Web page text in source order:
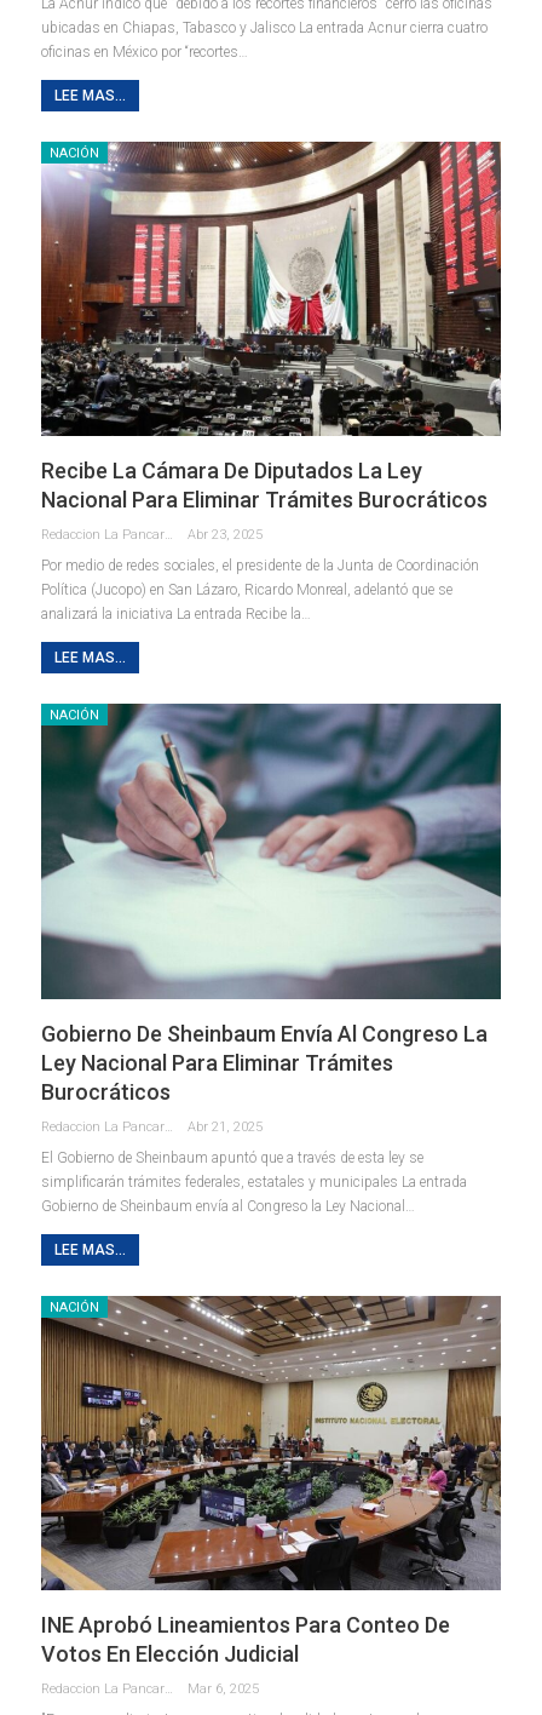
La Acnur indicó que "debido a los recortes financieros" cerró las oficinas
ubicadas en Chiapas, Tabasco y Jalisco La entrada Acnur cierra cuatro
oficinas en México por “recortes…
LEE MAS...
NACIÓN
Recibe La Cámara De Diputados La Ley
Nacional Para Eliminar Trámites Burocráticos
Redaccion La Pancarta De Quintana Roo Abr 23, 2025
Por medio de redes sociales, el presidente de la Junta de Coordinación
Política (Jucopo) en San Lázaro, Ricardo Monreal, adelantó que se
analizará la iniciativa La entrada Recibe la…
LEE MAS...
NACIÓN
Gobierno De Sheinbaum Envía Al Congreso La
Ley Nacional Para Eliminar Trámites
Burocráticos
Abr 21, 2025
El Gobierno de Sheinbaum apuntó que a través de esta ley se
simplificarán trámites federales, estatales y municipales La entrada
Gobierno de Sheinbaum envía al Congreso la Ley Nacional…
LEE MAS...
NACIÓN
INE Aprobó Lineamientos Para Conteo De
Votos En Elección Judicial
Redaccion La Pancarta De Quintana Roo Mar 6, 2025